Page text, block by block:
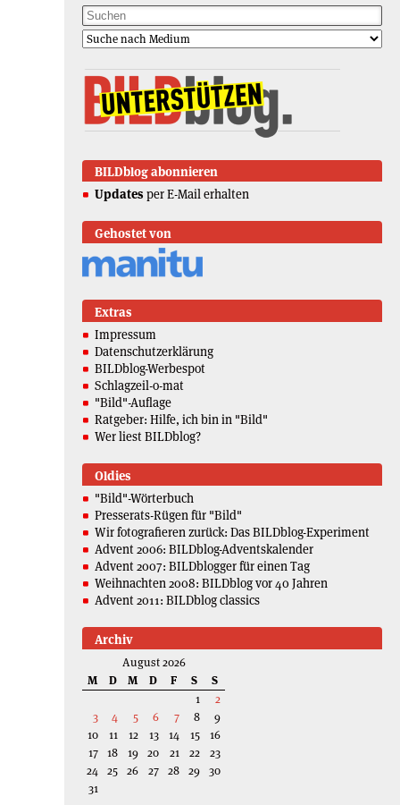
BILDblog abonnieren
Updates per E-Mail erhalten
Gehostet von
Extras
Impressum
Datenschutzerklärung
BILDblog-Werbespot
Schlagzeil-o-mat
"Bild"-Auflage
Ratgeber: Hilfe, ich bin in "Bild"
Wer liest BILDblog?
Oldies
"Bild"-Wörterbuch
Presserats-Rügen für "Bild"
Wir fotografieren zurück: Das BILDblog-Experiment
Advent 2006: BILDblog-Adventskalender
Advent 2007: BILDblogger für einen Tag
Weihnachten 2008: BILDblog vor 40 Jahren
Advent 2011: BILDblog classics
Archiv
August 2026
M
D M D F S
S
1
2
3
4 5 6 7 8
9
10
11 12 13 14 15
16
17 18 19 20 21 22
23
24 25 26 27 28 29 30
31